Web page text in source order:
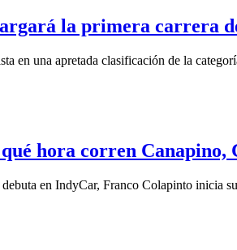
la primera carrera
en una apretada clasificación de la
hora corren Canapino,
en IndyCar, Franco Colapinto inicia